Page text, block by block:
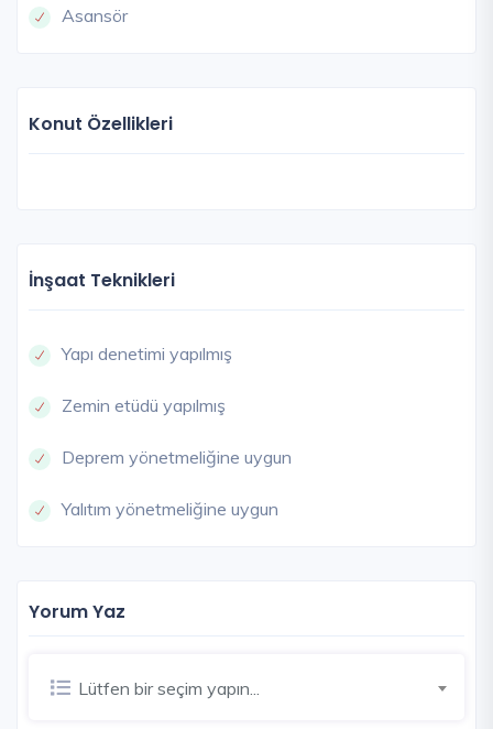
Asansör
Konut Özellikleri
İnşaat Teknikleri
Yapı denetimi yapılmış
Zemin etüdü yapılmış
Deprem yönetmeliğine uygun
Yalıtım yönetmeliğine uygun
Yorum Yaz
Lütfen bir seçim yapın...